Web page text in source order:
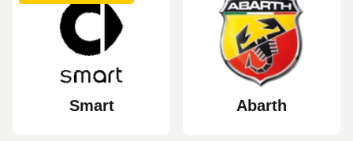
Smart Abarth